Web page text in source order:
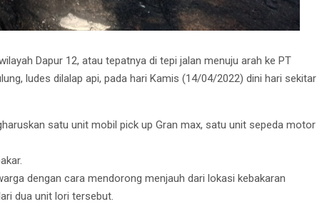
Dapur 12, atau tepatnya di tepi jalan menuju arah ke PT
ludes dilalap api, pada hari Kamis (14/04/2022) dini hari sekitar
satu unit mobil pick up Gran max, satu unit sepeda motor
dengan cara mendorong menjauh dari lokasi kebakaran
dua unit lori tersebut.